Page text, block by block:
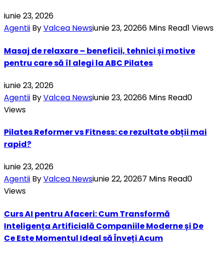
iunie 23, 2026
Agentii ByValcea Newsiunie 23, 20266 Mins Read1 Views
Masaj de relaxare – beneficii, tehnici și motive
pentru care să îl alegi la ABC Pilates
iunie 23, 2026
Agentii ByValcea Newsiunie 23, 20266 Mins Read0
Views
Pilates Reformer vs Fitness: ce rezultate obții mai
rapid?
iunie 23, 2026
Agentii ByValcea Newsiunie 22, 20267 Mins Read0
Views
Curs AI pentru Afaceri: Cum Transformă
Inteligența Artificială Companiile Moderne și De
Ce Este Momentul Ideal să Înveți Acum